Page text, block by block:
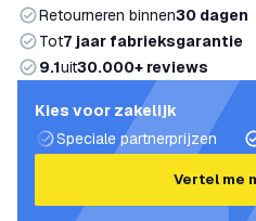
Retourneren binnen30 dagen
Tot7 jaar fabrieksgarantie
9.1uit30.000+ reviews
Kies voor zakelijk
Speciale partnerprijzen
Vertel me